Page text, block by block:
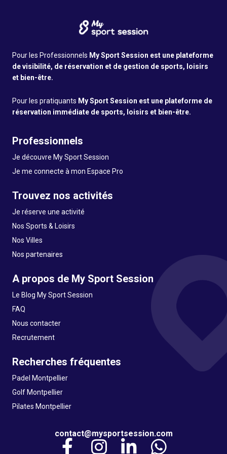
Pour les Professionnels My Sport Session est une plateforme
de visibilité, de réservation et de gestion de sports, loisirs
et bien-être.
Pour les pratiquants My Sport Session est une plateforme de
réservation immédiate de sports, loisirs et bien-être.
Professionnels
Je découvre My Sport Session
Je me connecte à mon Espace Pro
Trouvez nos activités
Je réserve une activité
Nos Sports & Loisirs
Nos Villes
Nos partenaires
A propos de My Sport Session
Le Blog My Sport Session
FAQ
Nous contacter
Recrutement
Recherches fréquentes
Padel Montpellier
Golf Montpellier
Pilates Montpellier
contact@mysportsession.com